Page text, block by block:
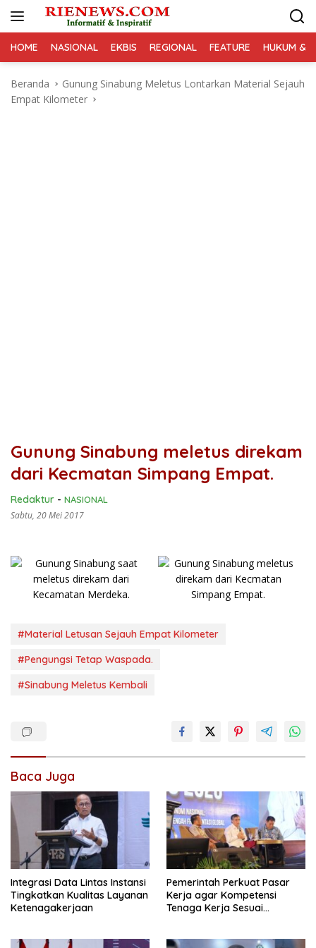
HOME NASIONAL EKBIS REGIONAL FEATURE HUKUM &
Beranda
Gunung Sinabung Meletus Lontarkan Material Sejauh
Empat Kilometer
Gunung Sinabung meletus direkam
dari Kecmatan Simpang Empat.
Redaktur - NASIONAL
Sabtu, 20 Mei 2017
#Material Letusan Sejauh Empat Kilometer
#Pengungsi Tetap Waspada.
#Sinabung Meletus Kembali
Baca Juga
Integrasi Data Lintas Instansi
Tingkatkan Kualitas Layanan
Ketenagakerjaan
Pemerintah Perkuat Pasar
Kerja agar Kompetensi
Tenaga Kerja Sesuai